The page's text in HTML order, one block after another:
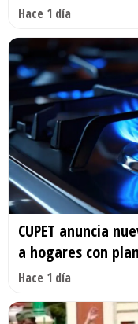
Hace 1 día
CUPET anuncia
a hogares con
Hace 1 día